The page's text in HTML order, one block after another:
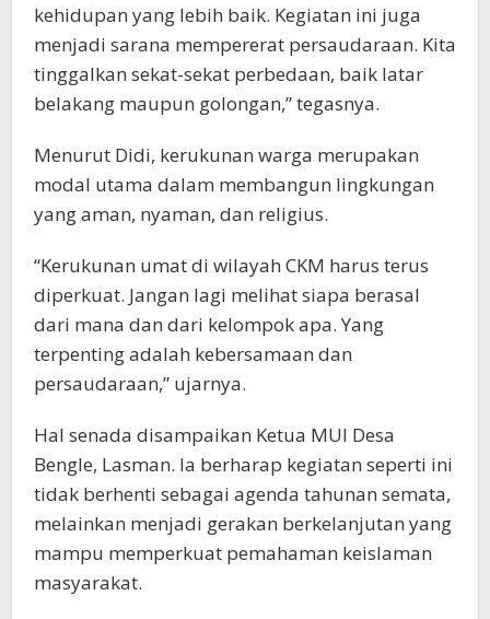
kehidupan yang lebih baik. Kegiatan ini juga
menjadi sarana mempererat persaudaraan. Kita
tinggalkan sekat-sekat perbedaan, baik latar
belakang maupun golongan,” tegasnya.
Menurut Didi, kerukunan warga merupakan
modal utama dalam membangun lingkungan
yang aman, nyaman, dan religius.
“Kerukunan umat di wilayah CKM harus terus
diperkuat. Jangan lagi melihat siapa berasal
dari mana dan dari kelompok apa. Yang
terpenting adalah kebersamaan dan
persaudaraan,” ujarnya.
Hal senada disampaikan Ketua MUI Desa
Bengle, Lasman. Ia berharap kegiatan seperti ini
tidak berhenti sebagai agenda tahunan semata,
melainkan menjadi gerakan berkelanjutan yang
mampu memperkuat pemahaman keislaman
masyarakat.